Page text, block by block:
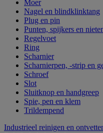
Moer
Nagel en blindklinktang
Plug en pin
Punten, spijkers en
Regelvoet
Ring
Scharnier
Scharnierpen, -strip en
Schroef
Slot
Sluitknop en handgreep
Spie, pen en klem
Trildempend
Industrieel reinigen en